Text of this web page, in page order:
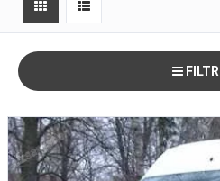
KONTAKTINFORMĀCIJA
FILTRI